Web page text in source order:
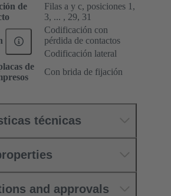
de
Filas a y c, posiciones 1,
3, ... , 29, 31
Codificación con
pérdida de contactos
Codificación lateral
de
Con brida de fijación
técnicas
and approvals